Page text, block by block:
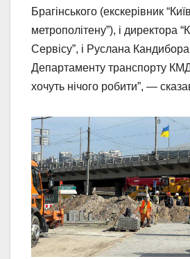
Брагінського (екскерівник
метрополітену”), і директора
Сервісу”, і Руслана
Департаменту транспорту
хочуть нічого робити”, —